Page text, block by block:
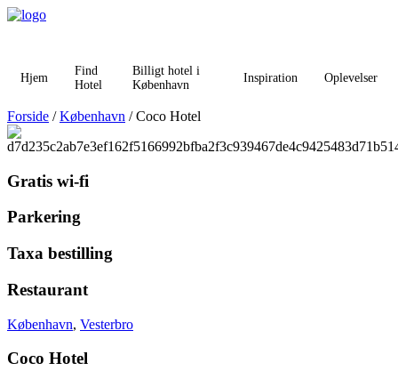
Videre
Hjem
Find
Hotel
Billigt hotel i
København
Inspiration Oplevelser
Forside /København / Coco Hotel
Gratis wi-fi
Parkering
Taxa bestilling
Restaurant
København, Vesterbro
Coco Hotel